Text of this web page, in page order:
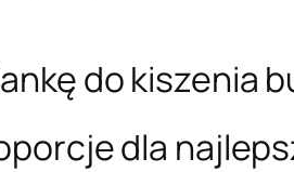
do kiszenia
dla